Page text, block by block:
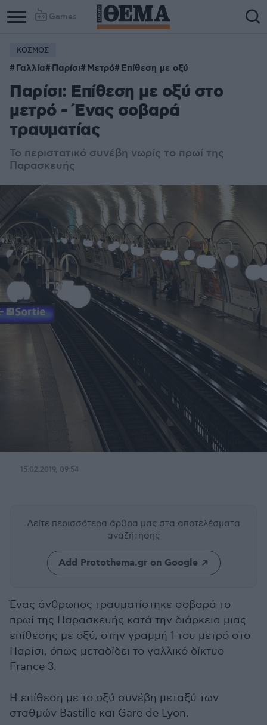
Games
ΚΟΣΜΟΣ
Γαλλία Παρίσι Μετρό Επίθεση με οξύ
Παρίσι: Επίθεση με οξύ στο
μετρό - Ένας σοβαρά
τραυματίας
Το περιστατικό συνέβη νωρίς το πρωί της
Παρασκευής
15.02.2019, 09:54
Δείτε περισσότερα άρθρα μας στα αποτελέσματα
αναζήτησης
Add Protothema.gr on Google
Ένας άνθρωπος τραυματίστηκε σοβαρά το
πρωί της Παρασκευής κατά την διάρκεια μιας
επίθεσης με οξύ, στην γραμμή 1 του μετρό στο
Παρίσι, όπως μεταδίδει το γαλλικό δίκτυο
France 3.
Η επίθεση με το οξύ συνέβη μεταξύ των
σταθμών Bastille και Gare de Lyon.